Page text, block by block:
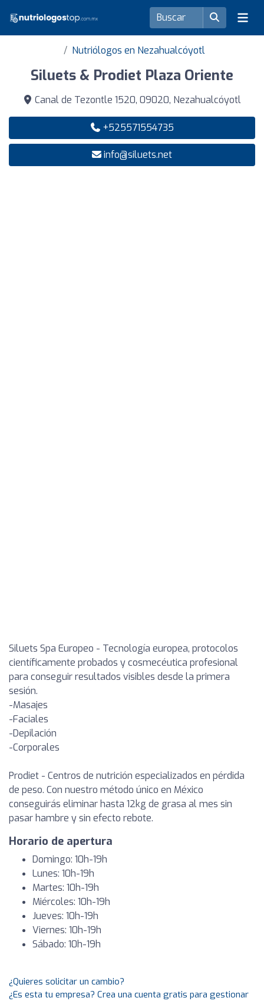
Nutriólogos en Nezahualcóyotl
Siluets & Prodiet Plaza Oriente
Canal de Tezontle 1520, 09020, Nezahualcóyotl
+525571554735
info@siluets.net
Siluets Spa Europeo - Tecnología europea, protocolos
científicamente probados y cosmecéutica profesional
para conseguir resultados visibles desde la primera
sesión.
-Masajes
-Faciales
-Depilación
-Corporales
Prodiet - Centros de nutrición especializados en pérdida
de peso. Con nuestro método único en México
conseguirás eliminar hasta 12kg de grasa al mes sin
pasar hambre y sin efecto rebote.
Horario de apertura
Domingo: 10h-19h
Lunes: 10h-19h
Martes: 10h-19h
Miércoles: 10h-19h
Jueves: 10h-19h
Viernes: 10h-19h
Sábado: 10h-19h
¿Quieres solicitar un cambio?
¿Es esta tu empresa? Crea una cuenta gratis para gestionar